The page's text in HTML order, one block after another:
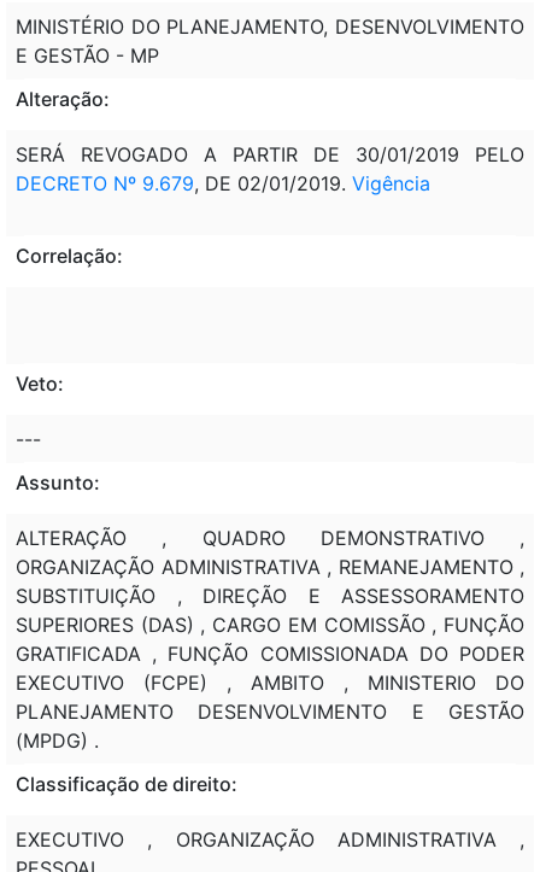
MINISTÉRIO DO PLANEJAMENTO, DESENVOLVIMENTO
E GESTÃO - MP
Alteração:
SERÁ REVOGADO A PARTIR DE 30/01/2019 PELO
DECRETO Nº 9.679, DE 02/01/2019. Vigência
Correlação:
Veto:
---
Assunto:
ALTERAÇÃO , QUADRO DEMONSTRATIVO ,
ORGANIZAÇÃO ADMINISTRATIVA , REMANEJAMENTO ,
SUBSTITUIÇÃO , DIREÇÃO E ASSESSORAMENTO
SUPERIORES (DAS) , CARGO EM COMISSÃO , FUNÇÃO
GRATIFICADA , FUNÇÃO COMISSIONADA DO PODER
EXECUTIVO (FCPE) , AMBITO , MINISTERIO DO
PLANEJAMENTO DESENVOLVIMENTO E GESTÃO
(MPDG) .
Classificação de direito:
EXECUTIVO , ORGANIZAÇÃO ADMINISTRATIVA ,